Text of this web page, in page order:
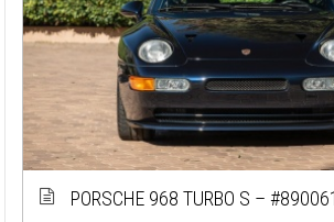
PORSCHE 968 TURBO S – #890061